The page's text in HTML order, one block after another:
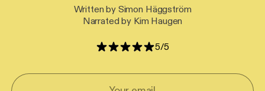
Written by Simon Häggström
Narrated by Kim Haugen
5/5